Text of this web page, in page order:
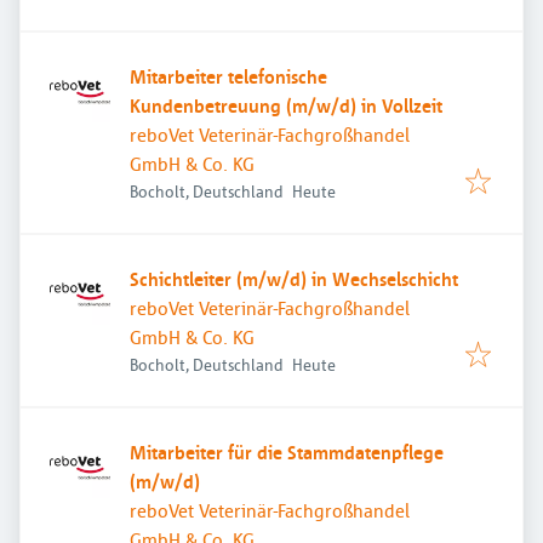
Mitarbeiter telefonische
Kundenbetreuung (m/w/d) in Vollzeit
reboVet Veterinär-Fachgroßhandel
GmbH & Co. KG
Bocholt, Deutschland Veröffentlicht
Heute
Schichtleiter (m/w/d) in Wechselschicht
reboVet Veterinär-Fachgroßhandel
GmbH & Co. KG
Bocholt, Deutschland Veröffentlicht
Heute
Mitarbeiter für die Stammdatenpflege
(m/w/d)
reboVet Veterinär-Fachgroßhandel